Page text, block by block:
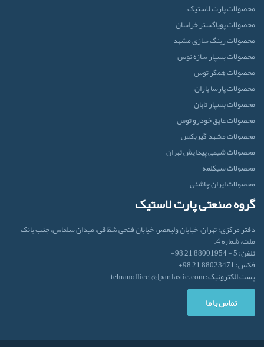
محصولات پارت لاستیک
محصولات پویاگستر خراسان
محصولات رینگ سازی مشهد
محصولات بسپار سازه توس
محصولات همگر توس
محصولات پارسا یاران
محصولات بسپار تابان
محصولات عایق خودرو توس
محصولات مشهد گیربکس
محصولات شیمی پیدایش تهران
محصولات سیکلمه
محصولات ایران‌ چاشنی
گروه صنعتی پارت لاستیک
دفتر مرکزی: تهران، خیابان ولیعصر، خیابان فتحی شقاقی، میدان سلماس، جنب بانک
ملت، شماره 4.
تلفن: 5 - 88001954 21 98+
فکس: 88023471 21 98+
پست الکترونیک: tehranoffice[@]partlastic.com
تماس با ما